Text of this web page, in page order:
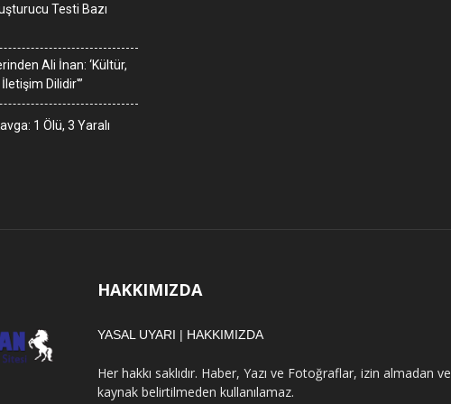
Testi Bazı
Ali İnan: ‘Kültür,
Dilidir'”
1 Ölü, 3 Yaralı
HAKKIMIZDA
YASAL UYARI | HAKKIMIZDA
Her hakkı saklıdır. Haber, Yazı ve Fotoğraflar, izin almadan ve
kaynak belirtilmeden kullanılamaz.